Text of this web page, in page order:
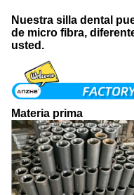
Nuestra silla dental
de micro fibra,
usted.
Materia prima